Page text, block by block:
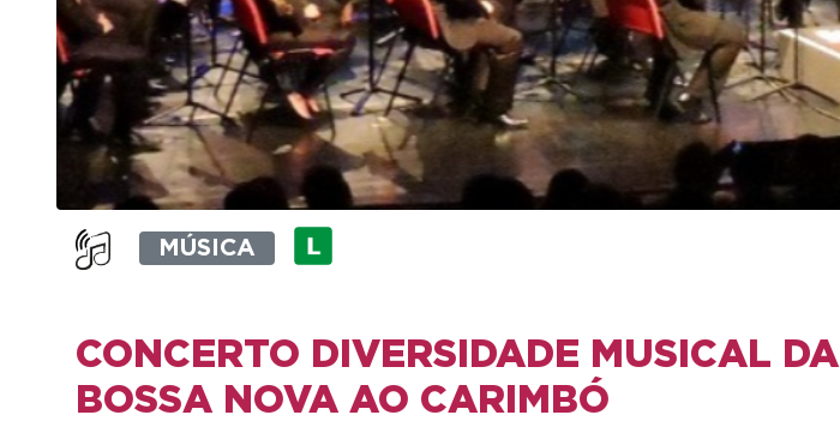
MÚSICA
CONCERTO DIVERSIDADE MUSICAL DA
BOSSA NOVA AO CARIMBÓ